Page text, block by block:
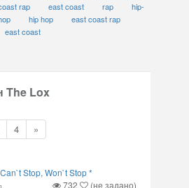
rap
east coast rap
hip-
hip hop
east coast rap
east coast
The Lox
4 »
Can`t Stop, Won`t Stop *
732 (не задано)